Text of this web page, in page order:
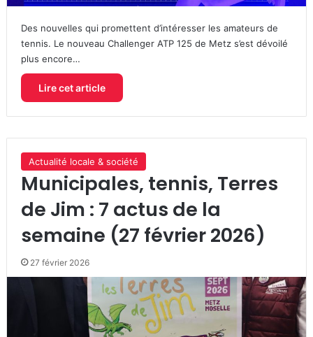
Des nouvelles qui promettent d’intéresser les amateurs de
tennis. Le nouveau Challenger ATP 125 de Metz s’est dévoilé
plus encore…
Lire cet article
Actualité locale & société
Municipales, tennis, Terres
de Jim : 7 actus de la
semaine (27 février 2026)
27 février 2026